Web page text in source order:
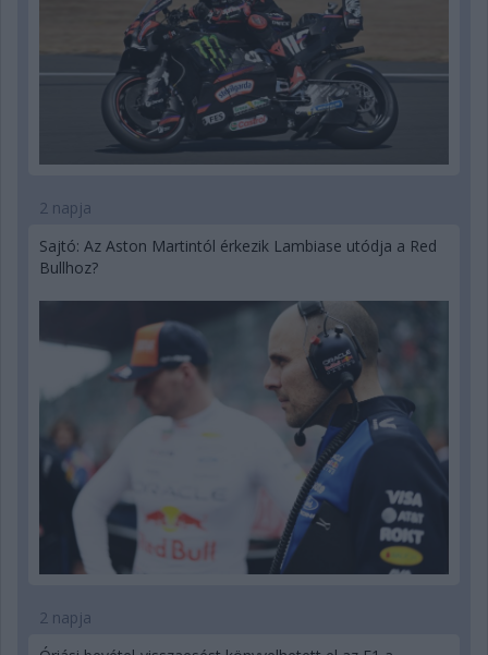
2 napja
Sajtó: Az Aston Martintól érkezik Lambiase utódja a Red
Bullhoz?
2 napja